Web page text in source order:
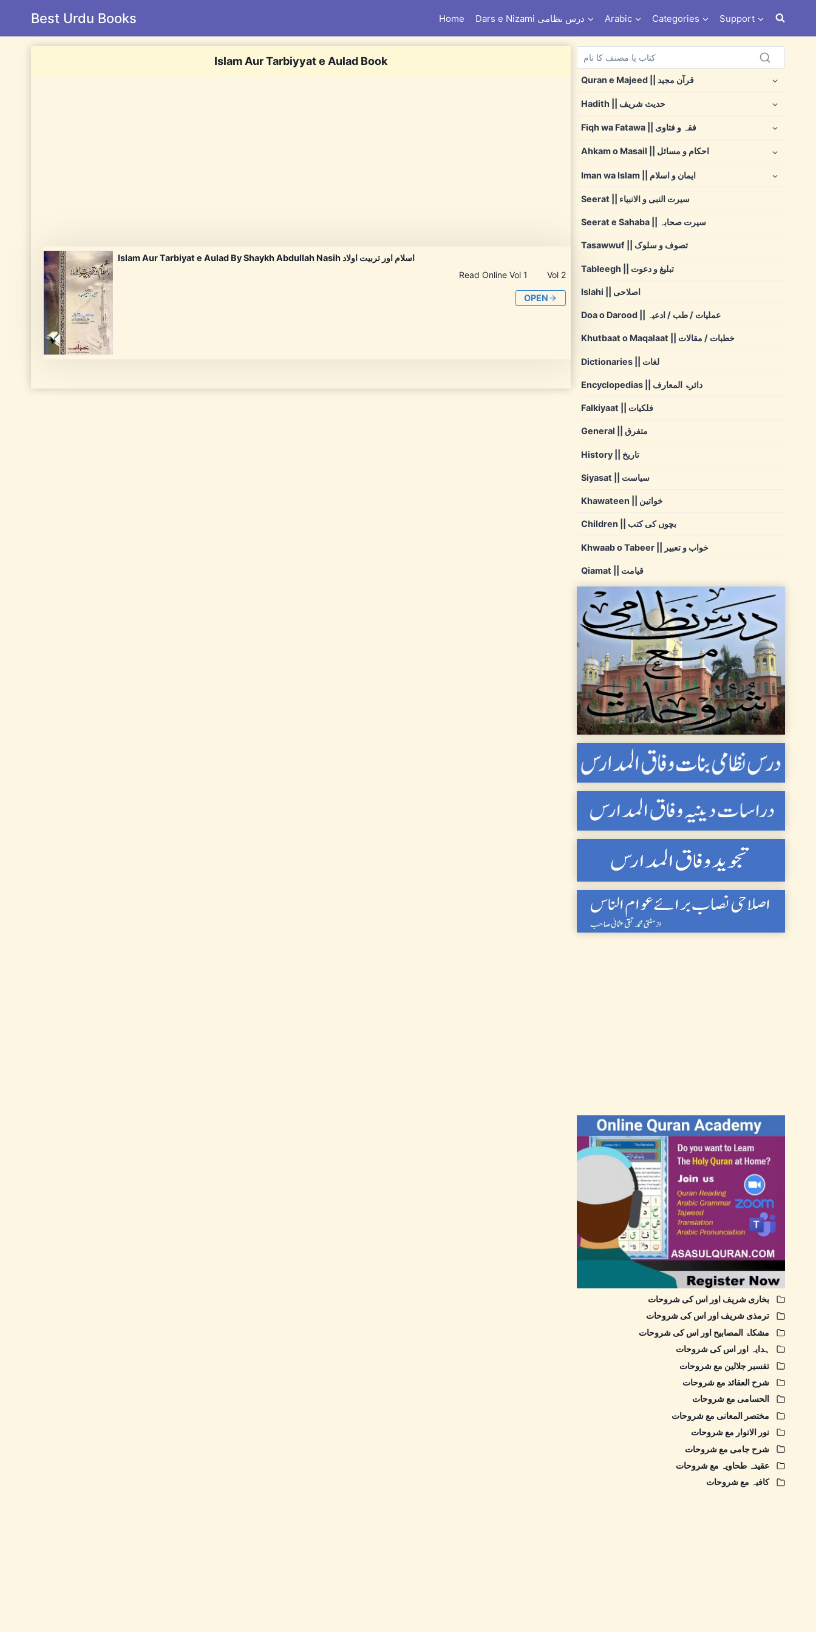
Best Urdu Books Home Dars e Nizami درس نظامی Arabic Categories Support
Islam Aur Tarbiyyat e Aulad Book
Islam Aur Tarbiyat e Aulad By Shaykh Abdullah Nasih اسلام اور تربیت اولاد
Read Online Vol 1 Vol 2
OPEN
Quran e Majeed || قرآن مجید
Hadith || حدیث شریف
Fiqh wa Fatawa || فقہ و فتاوی
Ahkam o Masail || احکام و مسائل
Iman wa Islam || ایمان و اسلام
Seerat || سیرت النبی و الانبیاء
Seerat e Sahaba || سیرت صحابہ
Tasawwuf || تصوف و سلوک
Tableegh || تبلیغ و دعوت
Islahi || اصلاحی
Doa o Darood || عملیات / طب / ادعیہ
Khutbaat o Maqalaat || خطبات / مقالات
Dictionaries || لغات
Encyclopedias || دائرۃ المعارف
Falkiyaat || فلکیات
General || متفرق
History || تاریخ
Siyasat || سیاست
Khawateen || خواتین
Children || بچوں کی کتب
Khwaab o Tabeer || خواب و تعبیر
Qiamat || قیامت
بخاری شریف اور اس کی شروحات
ترمذی شریف اور اس کی شروحات
مشکاۃ المصابیح اور اس کی شروحات
ہدایہ اور اس کی شروحات
تفسیر جلالین مع شروحات
شرح العقائد مع شروحات
الحسامی مع شروحات
مختصر المعانی مع شروحات
نور الانوار مع شروحات
شرح جامی مع شروحات
عقیدہ طحاویہ مع شروحات
کافیہ مع شروحات